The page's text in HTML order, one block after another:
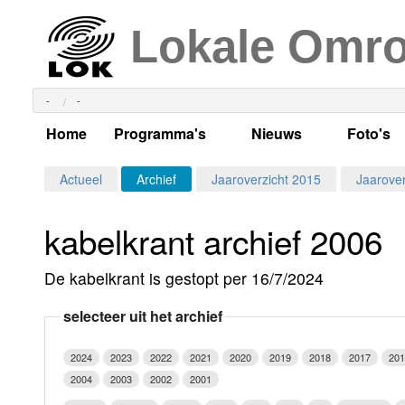
Lokale
- -
Home Programma's
Alle dagen
Per dag
Maandag
Luister LOK Live
Nieuws
Actueel Lokaal
Kabelkrant
Foto's
Actueel Archief Jaaroverzicht 2015
kabelkrant archief 2006
De kabelkrant is gestopt per 16/7/2024
selecteer uit het archief
2024 2023 2022 2021 2020 2019 2018 2017
2004
2003 2002
2001